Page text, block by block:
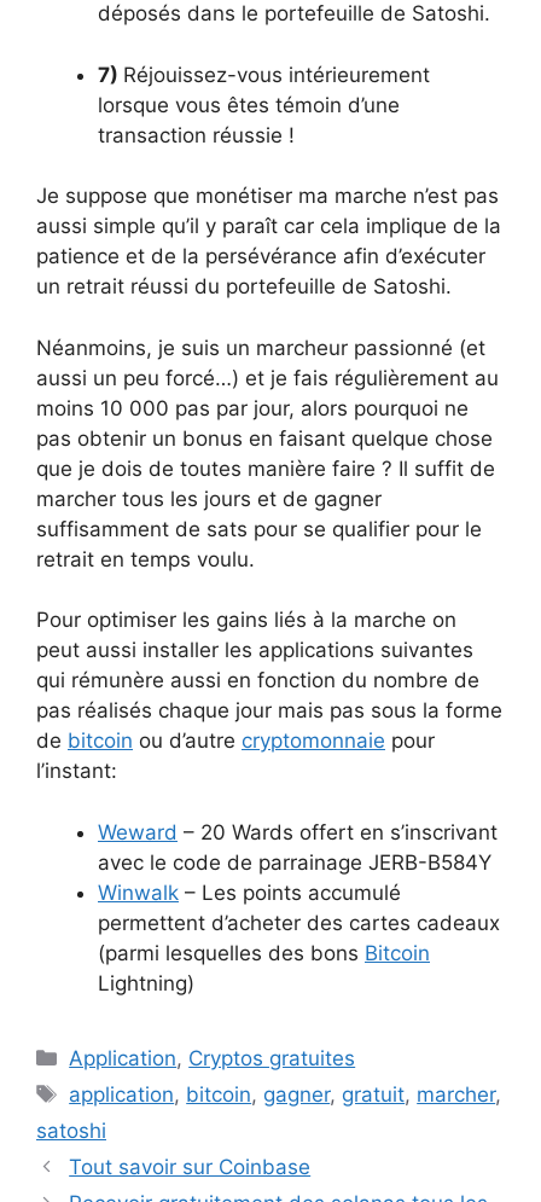
déposés dans le portefeuille de Satoshi.
7) Réjouissez-vous intérieurement
lorsque vous êtes témoin d’une
transaction réussie !
Je suppose que monétiser ma marche n’est pas
aussi simple qu’il y paraît car cela implique de la
patience et de la persévérance afin d’exécuter
un retrait réussi du portefeuille de Satoshi.
Néanmoins, je suis un marcheur passionné (et
aussi un peu forcé…) et je fais régulièrement au
moins 10 000 pas par jour, alors pourquoi ne
pas obtenir un bonus en faisant quelque chose
que je dois de toutes manière faire ? Il suffit de
marcher tous les jours et de gagner
suffisamment de sats pour se qualifier pour le
retrait en temps voulu.
Pour optimiser les gains liés à la marche on
peut aussi installer les applications suivantes
qui rémunère aussi en fonction du nombre de
pas réalisés chaque jour mais pas sous la forme
de bitcoin ou d’autre cryptomonnaie pour
l’instant:
Weward – 20 Wards offert en s’inscrivant
avec le code de parrainage JERB-B584Y
Winwalk – Les points accumulé
permettent d’acheter des cartes cadeaux
(parmi lesquelles des bons Bitcoin
Lightning)
Catégories
Application, Cryptos gratuites
Étiquettes
application, bitcoin, gagner, gratuit, marcher,
satoshi
Tout savoir sur Coinbase